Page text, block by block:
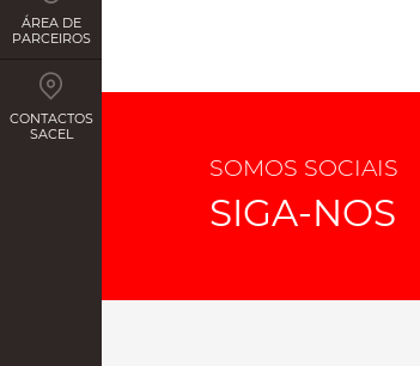
ÁREA DE
PARCEIROS
CONTACTOS
SACEL
SOMOS SOCIAIS
SIGA-NOS